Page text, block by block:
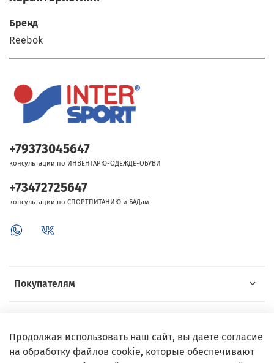
Бренд
Reebok
Покупателям
Выгодные предложения
+79373045647
консультации по ИНВЕНТАРЮ-ОДЕЖДЕ-ОБУВИ
+73472725647
консультации по СПОРТПИТАНИЮ и БАДам
Продолжая использовать наш сайт, вы даете согласие
на обработку файлов cookie, которые обеспечивают